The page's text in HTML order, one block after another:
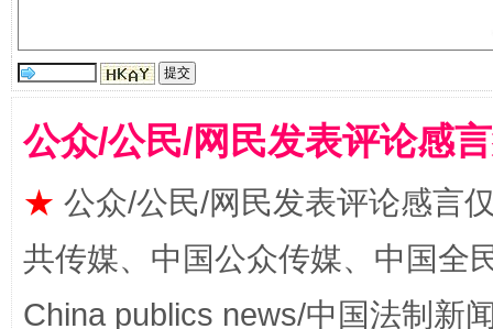
受贿1.44亿！段成刚被判无期 从幼
公众/公民/网民发表评论感
★ 公众/公民/网民发表评论感言
共传媒、中国公众传媒、中国全
China publics news/中国法制新